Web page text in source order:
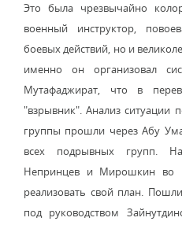
Это была чрезвычайно
военный инструктор,
боевых действий, но и
именно он организовал
Мутафаджират, что в
"взрывник". Анализ ситуации
группы прошли через Абу
всех подрывных групп.
Непринцев и Мирошкин во
реализовать свой план.
под руководством